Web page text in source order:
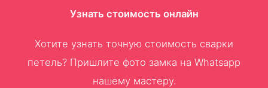
Узнать стоимость онлайн
Хотите узнать точную стоимость сварки
петель? Пришлите фото замка на Whatsapp
нашему мастеру.